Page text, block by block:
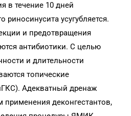
в течение 10 дней
риносинусита усугубляется.
и предотвращения
антибиотики. С целью
и длительности
топические
Адекватный дренаж
применения деконгестантов,